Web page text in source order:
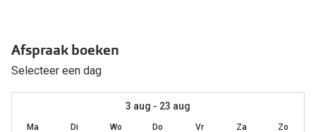
Multifocale bril
Blauw-violet licht bril
Afspraak boeken
Selecteer een dag
3 aug - 23 aug
Ma Di Wo Do Vr Za Zo